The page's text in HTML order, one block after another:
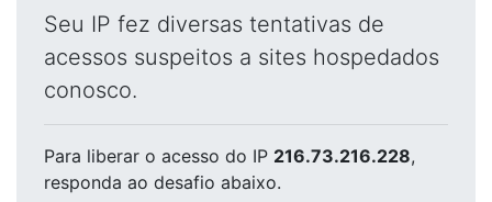
Seu IP fez diversas tentativas de
acessos suspeitos a sites hospedados
conosco.
Para liberar o acesso do IP 216.73.216.228,
responda ao desafio abaixo.